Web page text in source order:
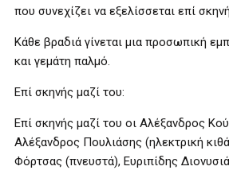
που συνεχίζει να εξελίσσεται επί
Κάθε βραδιά γίνεται μια προσωπική
και γεμάτη παλμό.
Επί σκηνής μαζί του:
Επί σκηνής μαζί του οι Αλέξανδρος
Αλέξανδρος Πουλιάσης (ηλεκτρική
Φόρτσας (πνευστά), Ευριπίδης